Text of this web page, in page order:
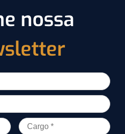
nossa